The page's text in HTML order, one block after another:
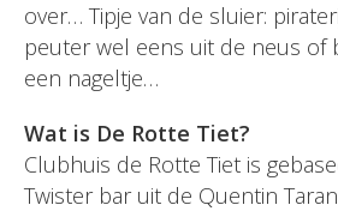
over… Tipje van de sluier:
peuter wel eens uit de neus of
een nageltje…
Wat is De Rotte Tiet?
Clubhuis de Rotte Tiet is
Twister bar uit de Quentin